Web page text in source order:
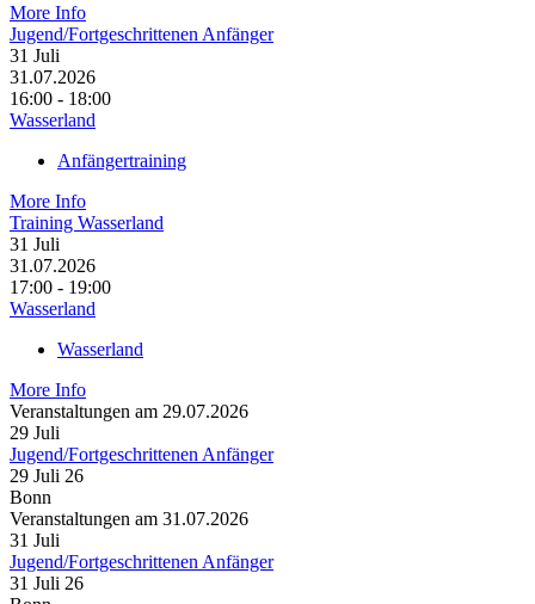
More Info
Jugend/Fortgeschrittenen Anfänger
31 Juli
31.07.2026
16:00 - 18:00
Wasserland
Anfängertraining
More Info
Training Wasserland
31 Juli
31.07.2026
17:00 - 19:00
Wasserland
Wasserland
More Info
Veranstaltungen am 29.07.2026
29 Juli
Jugend/Fortgeschrittenen Anfänger
29 Juli 26
Bonn
Veranstaltungen am 31.07.2026
31 Juli
Jugend/Fortgeschrittenen Anfänger
31 Juli 26